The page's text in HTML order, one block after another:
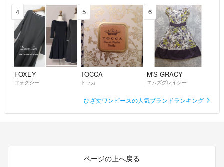
4
FOXEY
フォクシー
5
TOCCA
トッカ
6
M'S GRACY
エムズグレイシー
ひざ丈ワンピースの人気ブランドランキング
ページの上へ戻る